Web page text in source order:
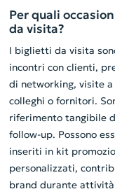
Per quali
da visita?
I biglietti da visita
incontri con clienti,
di networking, visite
colleghi o fornitori.
riferimento tangibile
follow-up. Possono
inseriti in kit
personalizzati,
brand durante